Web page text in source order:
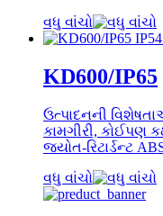
વધુ વાંચો
KD600/IP65
ઉત્પાદનની
કામગીરી, કોઈપણ
જ્યોત-રિટાર્ડન્ટ
વધુ વાંચો